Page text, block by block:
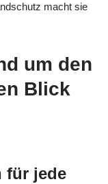
macht sie
um den
Blick
für jede